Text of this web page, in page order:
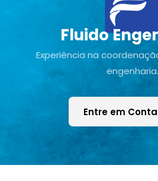
Fluido
Experiência na
engenharia.
Entre em